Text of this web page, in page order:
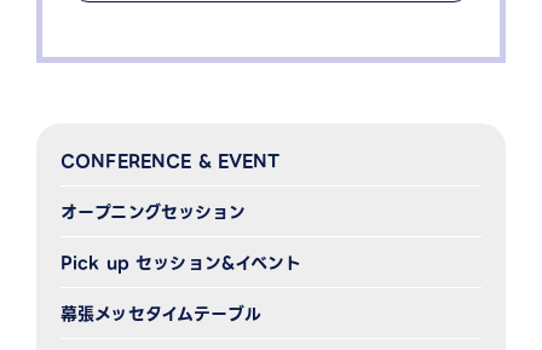
CONFERENCE & EVENT
オープニングセッション
Pick up セッション&イベント
幕張メッセタイムテーブル